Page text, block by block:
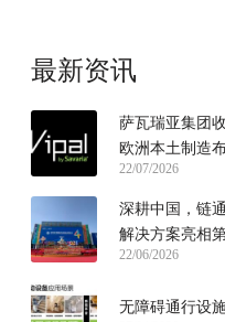
最新资讯
萨瓦瑞亚集团
欧洲本土制造
22/07/2026
深耕中国，链
解决方案亮相
22/06/2026
无障碍通行设